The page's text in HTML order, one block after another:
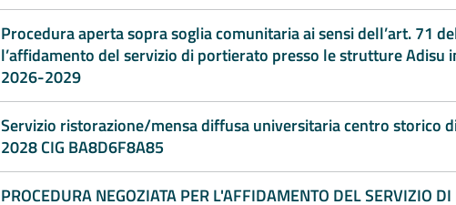
Procedura aperta sopra soglia comunitaria ai sensi dell’art. 71
l’affidamento del servizio di portierato presso le strutture Adisu
2026-2029
Servizio ristorazione/mensa diffusa universitaria centro storico
2028 CIG BA8D6F8A85
PROCEDURA NEGOZIATA PER L'AFFIDAMENTO DEL SERVIZIO